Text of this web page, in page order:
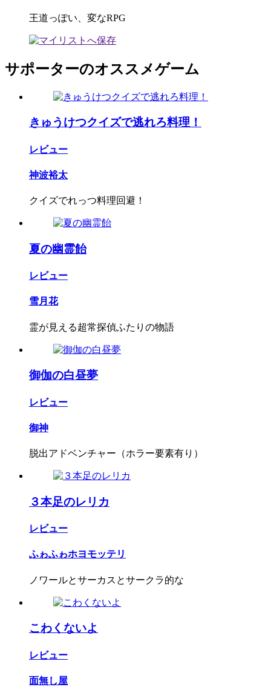
王道っぽい、変なRPG
サポーターのオススメゲーム
きゅうけつクイズで逃れろ料理！
レビュー
神波裕太
クイズでれっつ料理回避！
夏の幽霊飴
レビュー
雪月花
霊が見える超常探偵ふたりの物語
御伽の白昼夢
レビュー
御神
脱出アドベンチャー（ホラー要素有り）
３本足のレリカ
レビュー
ふゎふゎホヨモッテリ
ノワールとサーカスとサークラ的な
こわくないよ
レビュー
面無し屋